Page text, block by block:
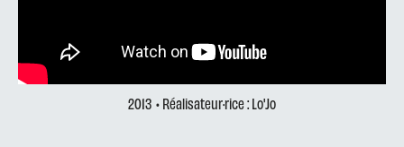
2013 • Réalisateur·rice : Lo'Jo